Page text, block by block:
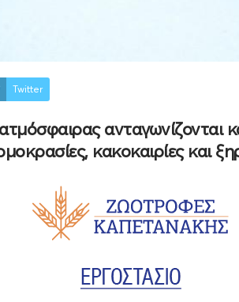
Twitter
ανταγωνίζονται
κακοκαιρίες και